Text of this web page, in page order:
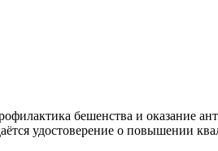
бешенства и оказание
удостоверение о повышении